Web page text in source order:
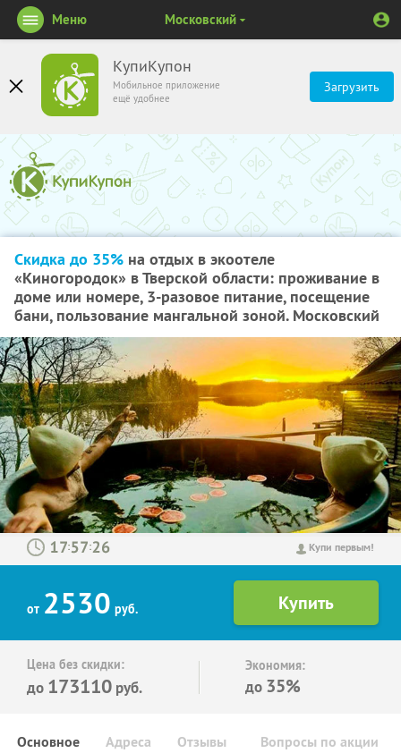
КупиКупон
Мобильное приложение
ещё удобнее
Загрузить
Меню Московский
Скидка до 35% на отдых в экоотеле
«Киногородок» в Тверской области: проживание в
доме или номере, 3-разовое питание, посещение
бани, пользование мангальной зоной. Московский
Купи первым!
: :
от 2530 руб.
Цена без скидки:
до 173110 руб.
Экономия:
до 35%
Основное Отзывы Вопросы по акции
Адреса